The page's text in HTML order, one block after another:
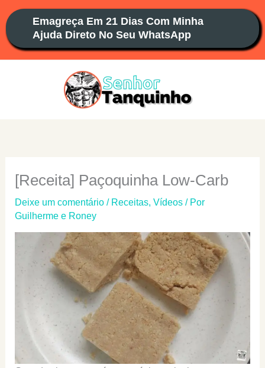
para
conteúdo
Emagreça Em 21 Dias Com Minha
Ajuda Direto No Seu WhatsApp
[Receita] Paçoquinha Low-Carb
Deixe um comentário / Receitas, Vídeos/ Por
Guilherme e Roney